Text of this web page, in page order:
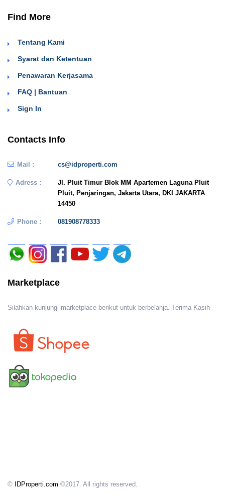
Find More
Tentang Kami
Syarat dan Ketentuan
Penawaran Kerjasama
FAQ | Bantuan
Sign In
Contacts Info
Mail : cs@idproperti.com
Adress :
Jl. Pluit Timur Blok MM Apartemen Laguna Pluit
Pluit, Penjaringan, Jakarta Utara, DKI JAKARTA
14450
Phone : 081908778333
Marketplace
Silahkan kunjungi marketplace berikut untuk berbelanja. Terima Kasih
© IDProperti.com ©2017. All rights reserved.